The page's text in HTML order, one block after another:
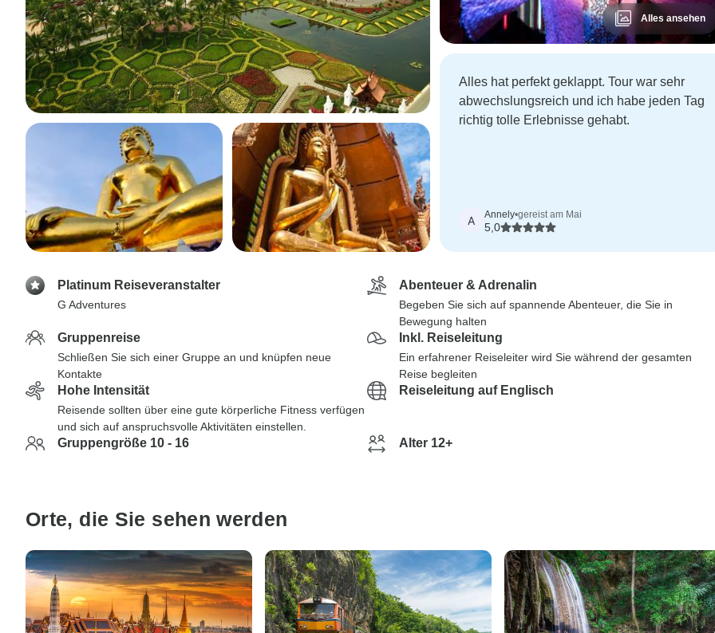
Alles ansehen
Alles hat perfekt geklappt. Tour war sehr
abwechslungsreich und ich habe jeden Tag
richtig tolle Erlebnisse gehabt.
A Annely•gereist am Mai
5,0
Platinum Reiseveranstalter
G Adventures
Abenteuer & Adrenalin
Begeben Sie sich auf spannende Abenteuer, die Sie in
Bewegung halten
Gruppenreise
Schließen Sie sich einer Gruppe an und knüpfen neue
Kontakte
Inkl. Reiseleitung
Ein erfahrener Reiseleiter wird Sie während der gesamten
Reise begleiten
Hohe Intensität
Reisende sollten über eine gute körperliche Fitness verfügen
und sich auf anspruchsvolle Aktivitäten einstellen.
Reiseleitung auf Englisch
Gruppengröße 10 - 16 Alter 12+
Orte, die Sie sehen werden